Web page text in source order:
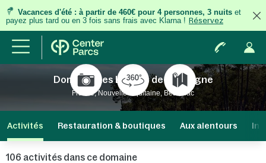
Vacances d'été : à partir de 460€ pour 4 personnes, 3 nuits et
payez plus tard ou en 3 fois sans frais avec Klarna ! Réservez
Domaine Les Landes de Gascogne
France, Nouvelle-Aquitaine, Beauziac
Activités Restauration & boutiques Aux alentours
106 activités dans ce domaine